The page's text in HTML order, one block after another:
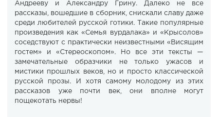
Андрееву и Александру Грину. Далеко не все
рассказы, вошедшие в сборник, снискали славу даже
среди любителей русской готики. Такие популярные
произведения как «Семья вурдалака» и «Крысолов»
соседствуют с практически неизвестными «Висящим
гостем» и «Стереоскопом». Но все эти тексты —
замечательные образчики не только ужасов и
мистики прошлых веков, но и просто классической
русской прозы. И хотя самому молодому из этих
рассказов уже почти век, они вполне могут
пощекотать нервы!